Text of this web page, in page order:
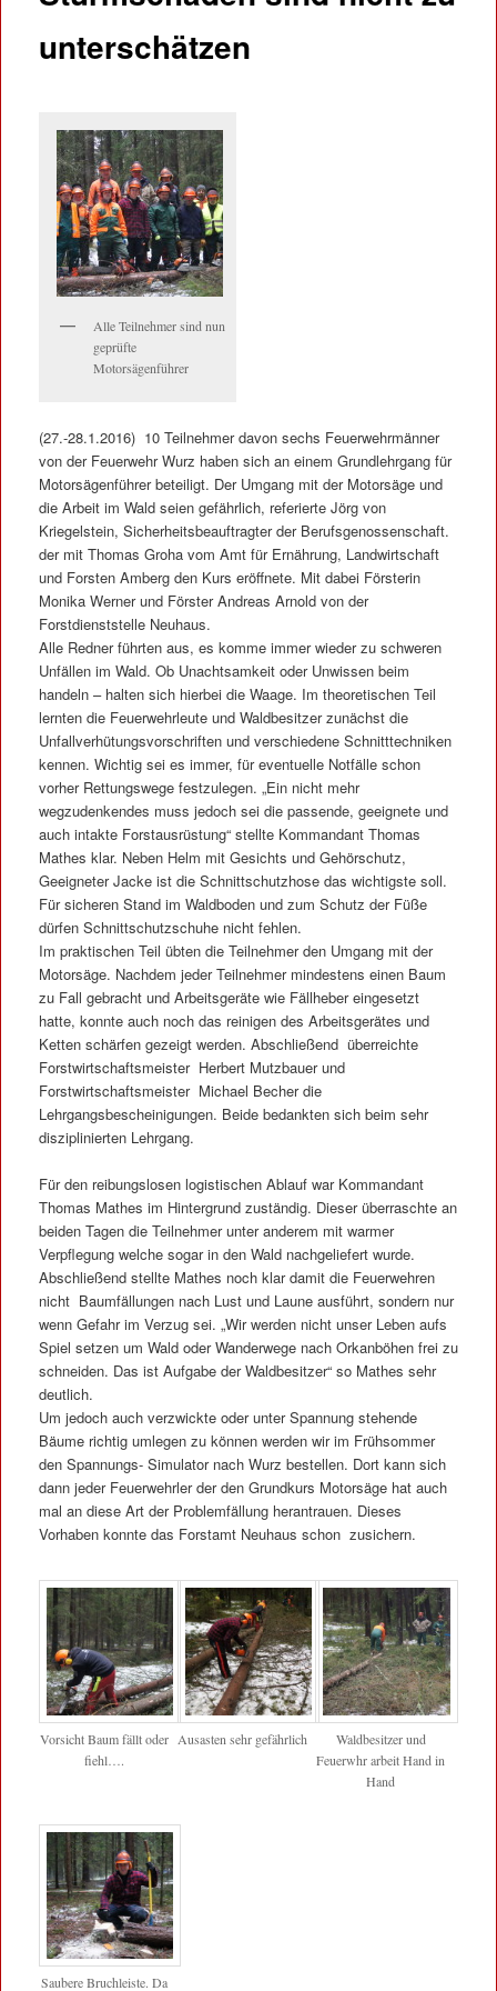
unterschätzen
Alle Teilnehmer sind nun
geprüfte
Motorsägenführer
(27.-28.1.2016) 10 Teilnehmer davon sechs Feuerwehrmänner
von der Feuerwehr Wurz haben sich an einem Grundlehrgang für
Motorsägenführer beteiligt. Der Umgang mit der Motorsäge und
die Arbeit im Wald seien gefährlich, referierte Jörg von
Kriegelstein, Sicherheitsbeauftragter der Berufsgenossenschaft.
der mit Thomas Groha vom Amt für Ernährung, Landwirtschaft
und Forsten Amberg den Kurs eröffnete. Mit dabei Försterin
Monika Werner und Förster Andreas Arnold von der
Forstdienststelle Neuhaus.
Alle Redner führten aus, es komme immer wieder zu schweren
Unfällen im Wald. Ob Unachtsamkeit oder Unwissen beim
handeln – halten sich hierbei die Waage. Im theoretischen Teil
lernten die Feuerwehrleute und Waldbesitzer zunächst die
Unfallverhütungsvorschriften und verschiedene Schnitttechniken
kennen. Wichtig sei es immer, für eventuelle Notfälle schon
vorher Rettungswege festzulegen. „Ein nicht mehr
wegzudenkendes muss jedoch sei die passende, geeignete und
auch intakte Forstausrüstung“ stellte Kommandant Thomas
Mathes klar. Neben Helm mit Gesichts und Gehörschutz,
Geeigneter Jacke ist die Schnittschutzhose das wichtigste soll.
Für sicheren Stand im Waldboden und zum Schutz der Füße
dürfen Schnittschutzschuhe nicht fehlen.
Im praktischen Teil übten die Teilnehmer den Umgang mit der
Motorsäge. Nachdem jeder Teilnehmer mindestens einen Baum
zu Fall gebracht und Arbeitsgeräte wie Fällheber eingesetzt
hatte, konnte auch noch das reinigen des Arbeitsgerätes und
Ketten schärfen gezeigt werden. Abschließend überreichte
Forstwirtschaftsmeister Herbert Mutzbauer und
Forstwirtschaftsmeister Michael Becher die
Lehrgangsbescheinigungen. Beide bedankten sich beim sehr
disziplinierten Lehrgang.
Für den reibungslosen logistischen Ablauf war Kommandant
Thomas Mathes im Hintergrund zuständig. Dieser überraschte an
beiden Tagen die Teilnehmer unter anderem mit warmer
Verpflegung welche sogar in den Wald nachgeliefert wurde.
Abschließend stellte Mathes noch klar damit die Feuerwehren
nicht Baumfällungen nach Lust und Laune ausführt, sondern nur
wenn Gefahr im Verzug sei. „Wir werden nicht unser Leben aufs
Spiel setzen um Wald oder Wanderwege nach Orkanböhen frei zu
schneiden. Das ist Aufgabe der Waldbesitzer“ so Mathes sehr
deutlich.
Um jedoch auch verzwickte oder unter Spannung stehende
Bäume richtig umlegen zu können werden wir im Frühsommer
den Spannungs- Simulator nach Wurz bestellen. Dort kann sich
dann jeder Feuerwehrler der den Grundkurs Motorsäge hat auch
mal an diese Art der Problemfällung herantrauen. Dieses
Vorhaben konnte das Forstamt Neuhaus schon zusichern.
Vorsicht Baum fällt oder
fiehl….
Ausasten sehr gefährlich
Waldbesitzer und
Feuerwhr arbeit Hand in
Hand
Saubere Bruchleiste. Da